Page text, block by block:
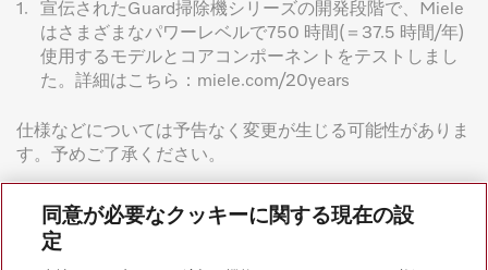
1.
宣伝されたGuard掃除機シリーズの開発段階で、Miele
はさまざまなパワーレベルで750 時間(＝37.5 時間/年)
使用するモデルとコアコンポーネントをテストしまし
た。詳細はこちら：miele.com/20years
仕様などについては予告なく変更が生じる可能性がありま
す。予めご了承ください。
同意が必要なクッキーに関する現在の設
定